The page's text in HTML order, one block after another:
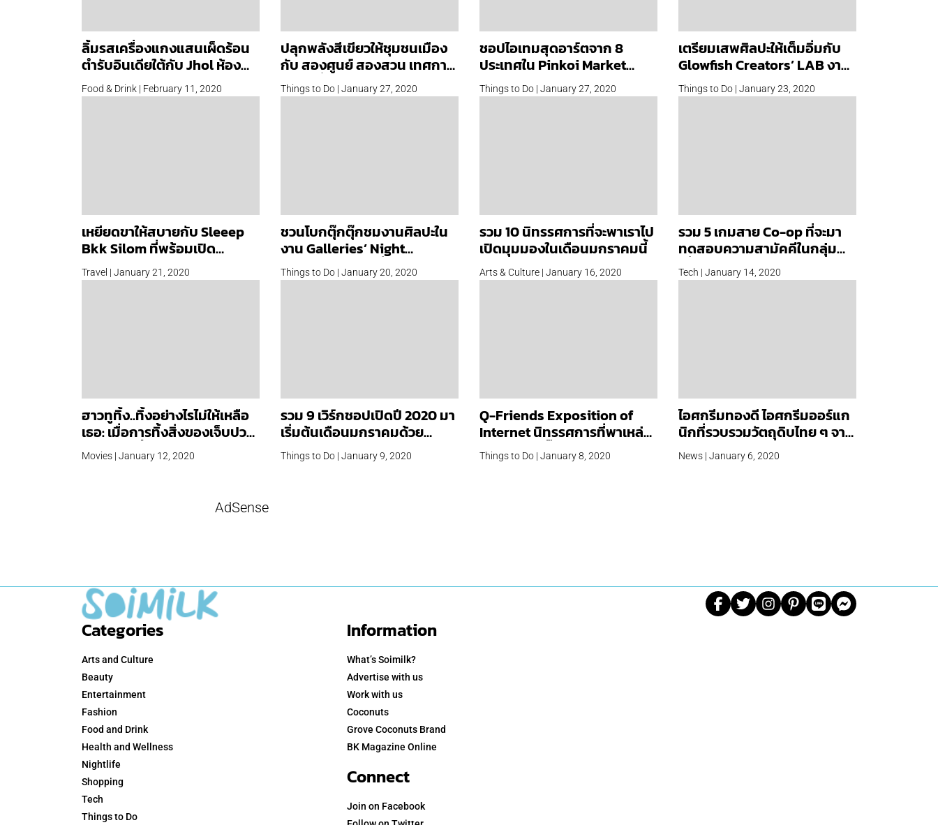
ลิ้มรสเครื่องแกงแสนเผ็ดร้อน
ตำรับอินเดียใต้กับ Jhol ห้อง
อาหารย่านอโศกของเชฟระดับ
โลก
Food & Drink | February 11, 2020
ปลุกพลังสีเขียวให้ชุมชนเมือง
กับ สองศูนย์ สองสวน เทศกาล
แสงสีที่จะชวนเรามาออกแบบ
สะพานเขียวร่วมกัน
Things to Do | January 27, 2020
ชอปไอเทมสุดอาร์ตจาก 8
ประเทศใน Pinkoi Market
ตลาดศิลปะไฮไลต์งาน
Bangkok Design Week
Things to Do | January 27, 2020
เตรียมเสพศิลปะให้เต็มอิ่มกับ
Glowfish Creators’ LAB งาน
รวมนิทรรศการและเวิร์กชอป
จาก 16 ศิลปิน
Things to Do | January 23, 2020
เหยียดขาให้สบายกับ Sleeep
Bkk Silom ที่พร้อมเปิด
ประสบการณ์การนอนรูปแบบ
ใหม่ให้คนกรุง
Travel | January 21, 2020
ชวนโบกตุ๊กตุ๊กชมงานศิลปะใน
งาน Galleries’ Night
Bangkok 2020 ที่กำลังจะมาใน
วันวาเลนไทน์นี้
Things to Do | January 20, 2020
รวม 10 นิทรรศการที่จะพาเราไป
เปิดมุมมองในเดือนมกราคมนี้
Arts & Culture | January 16, 2020
รวม 5 เกมสาย Co-op ที่จะมา
ทดสอบความสามัคคีในกลุ่ม
เพื่อน
Tech | January 14, 2020
ฮาวทูทิ้ง..ทิ้งอย่างไรไม่ให้เหลือ
เธอ: เมื่อการทิ้งสิ่งของเจ็บปวด
ไม่แพ้การทิ้งความสัมพันธ์
Movies | January 12, 2020
รวม 9 เวิร์กชอปเปิดปี 2020 มา
เริ่มต้นเดือนมกราคมด้วย
กิจกรรมใหม่ ๆ กัน
Things to Do | January 9, 2020
Q-Friends Exposition of
Internet นิทรรศการที่พาเหล่า
ตัวละครดุ๊กดิ๊กมาโลดแล่นใน
ฐานะงานศิลปะ
Things to Do | January 8, 2020
ไอศกรีมทองดี ไอศกรีมออร์แก
นิกที่รวบรวมวัตถุดิบไทย ๆ จาก
ทุกภาคส่วนของประเทศ
News | January 6, 2020
AdSense
Categories
Arts and Culture
Beauty
Entertainment
Fashion
Food and Drink
Health and Wellness
Nightlife
Shopping
Tech
Things to Do
Information
What’s Soimilk?
Advertise with us
Work with us
Coconuts
Grove Coconuts Brand
BK Magazine Online
Connect
Join on Facebook